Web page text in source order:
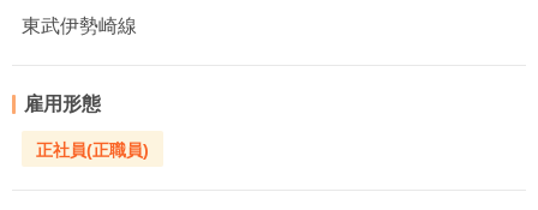
東武伊勢崎線
雇用形態
正社員(正職員)